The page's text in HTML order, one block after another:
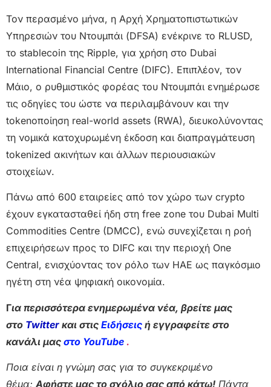
Τον περασμένο μήνα, η Αρχή Χρηματοπιστωτικών
Υπηρεσιών του Ντουμπάι (DFSA) ενέκρινε το RLUSD,
το stablecoin της Ripple, για χρήση στο Dubai
International Financial Centre (DIFC). Επιπλέον, τον
Μάιο, ο ρυθμιστικός φορέας του Ντουμπάι ενημέρωσε
τις οδηγίες του ώστε να περιλαμβάνουν και την
tokenοποίηση real-world assets (RWA), διευκολύνοντας
τη νομικά κατοχυρωμένη έκδοση και διαπραγμάτευση
tokenized ακινήτων και άλλων περιουσιακών
στοιχείων.
Πάνω από 600 εταιρείες από τον χώρο των crypto
έχουν εγκατασταθεί ήδη στη free zone του Dubai Multi
Commodities Centre (DMCC), ενώ συνεχίζεται η ροή
επιχειρήσεων προς το DIFC και την περιοχή One
Central, ενισχύοντας τον ρόλο των ΗΑΕ ως παγκόσμιο
ηγέτη στη νέα ψηφιακή οικονομία.
Για περισσότερα ενημερωμένα νέα, βρείτε μας
στο Twitter και στις Ειδήσεις ή εγγραφείτε στο
κανάλι μας στο YouTube .
Ποια είναι η γνώμη σας για το συγκεκριμένο
θέμα; Αφήστε μας το σχόλιο σας από κάτω! Πάντα